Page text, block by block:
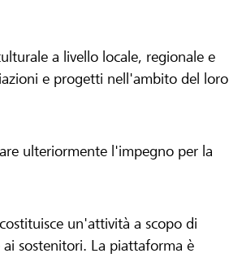
a livello locale, regionale e
e progetti nell'ambito del loro
ulteriormente l'impegno per la
un'attività a scopo di
ai sostenitori. La piattaforma è